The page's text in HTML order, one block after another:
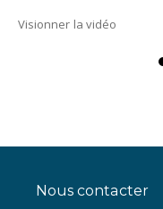
Visionner la vidéo
Nous contacter